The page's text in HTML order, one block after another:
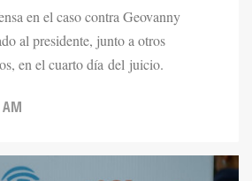
en el caso contra Geovanny
al presidente, junto a otros
en el cuarto día del juicio.